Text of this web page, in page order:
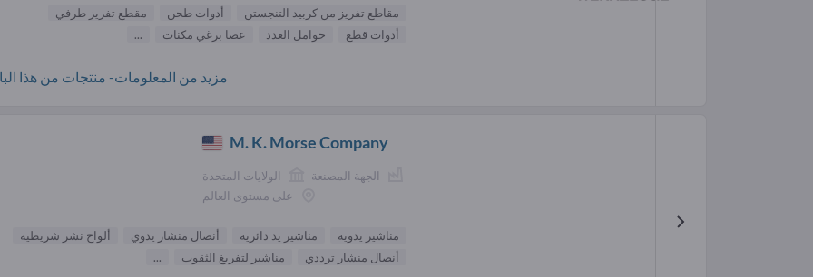
مقاطع تفريز من كربيد التنجستن
أدوات طحن
مقطع تفريز طرفي
أدوات قطع
حوامل العدد عصا برغي مكنات ...
مزيد من المعلومات- منتجات من هذا
M. K. Morse Company
الجهة المصنعة
الولايات المتحدة
على مستوى العالم
مناشير يدوية مناشير يد دائرية أنصال منشار يدوي
ألواح نشر شريطية
أنصال منشار ترددي
مناشير لتفريغ الثقوب ...